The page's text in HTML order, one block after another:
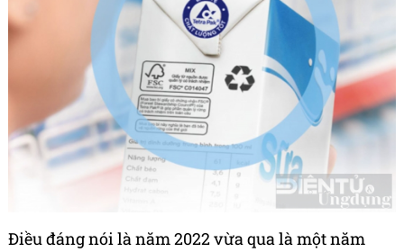
Điều đáng nói là năm 2022 vừa qua là một năm